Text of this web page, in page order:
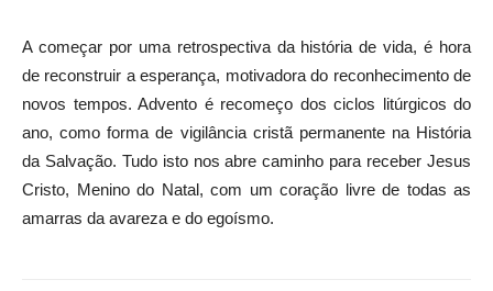
A começar por uma retrospectiva da história de vida, é hora
de reconstruir a esperança, motivadora do reconhecimento de
novos tempos. Advento é recomeço dos ciclos litúrgicos do
ano, como forma de vigilância cristã permanente na História
da Salvação. Tudo isto nos abre caminho para receber Jesus
Cristo, Menino do Natal, com um coração livre de todas as
amarras da avareza e do egoísmo.